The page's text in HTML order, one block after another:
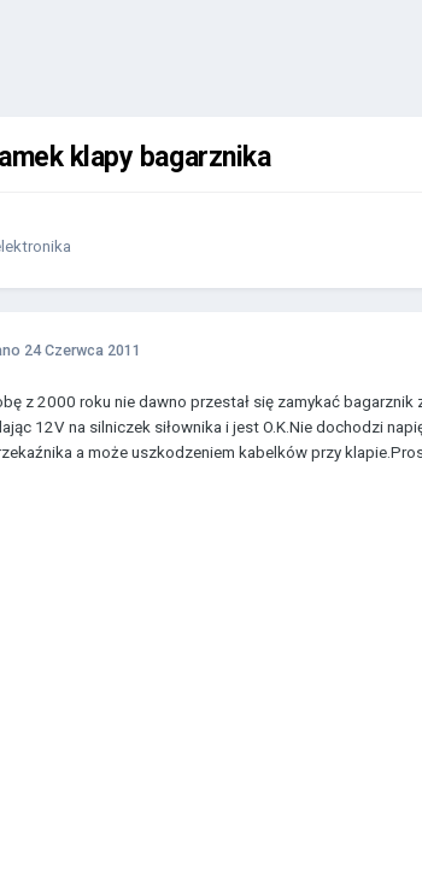
klapy bagarznika
24 Czerwca 2011
z 2000 roku nie dawno przestał się zamykać
12V na silniczek siłownika i jest O.K.Nie dochodzi
a może uszkodzeniem kabelków przy